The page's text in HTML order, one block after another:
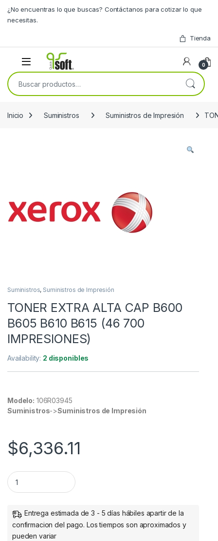
¿No encuentras lo que buscas? Contáctanos para cotizar lo que
necesitas.
Tienda
0
Buscar por:
Inicio Suministros Suministros de Impresión
Suministros, Suministros de Impresión
TONER EXTRA ALTA CAP B600
B605 B610 B615 (46 700
IMPRESIONES)
Availability: 2 disponibles
Modelo: 106R03945
Suministros->Suministros de Impresión
$6,336.11
TONER EXTRA ALTA CAP B600 B605 B610 B615 (46 700
Entrega estimada de 3 - 5 días hábiles apartir de la
confirmacion del pago. Los tiempos son aproximados y
pueden variar